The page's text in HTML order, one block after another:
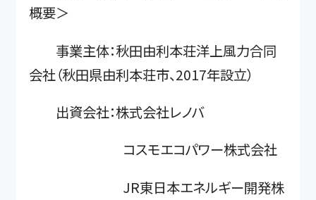
概要＞
事業主体：秋田由利本荘洋上風力合同
会社（秋田県由利本荘市、2017年設立）
出資会社：株式会社レノバ
コスモエコパワー株式会社
JR東日本エネルギー開発株